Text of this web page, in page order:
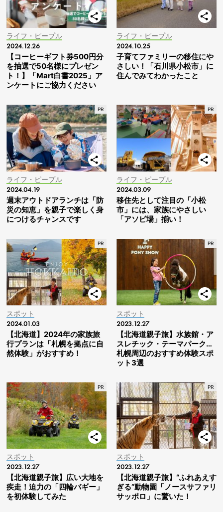
ライフ・ピープル
2024.12.26
【コーヒーギフト券500円分
を抽選で50名様にプレゼン
ト！】「Mart白書2025」ア
ンケートにご協力ください
ライフ・ピープル
2024.10.25
子育てファミリーの移住にや
さしい！「石川県小松市」に
住んでみてわかったこと
ライフ・ピープル
2024.04.19
週末アウトドアランチは「防
災の知恵」を親子で楽しく身
につけるチャンスです
ライフ・ピープル
2024.03.09
移住先として注目の「小松
市」には、家族にやさしい
「アソビ場」揃い！
スポット
2024.01.03
【北海道】2024年の家族旅
行プランは「札幌を拠点に自
然体験」がおすすめ！
スポット
2023.12.27
【北海道親子旅】水族館・ア
スレチック・テーマパーク…
札幌周辺のおすすめ体験スポ
ット3選
スポット
2023.12.27
【北海道親子旅】広い大地を
疾走！迫力の「四輪バギー」
を初体験してみた
スポット
2023.12.27
【北海道親子旅】“ふれあえす
ぎる”動物園「ノースサファリ
サッポロ」に驚いた！